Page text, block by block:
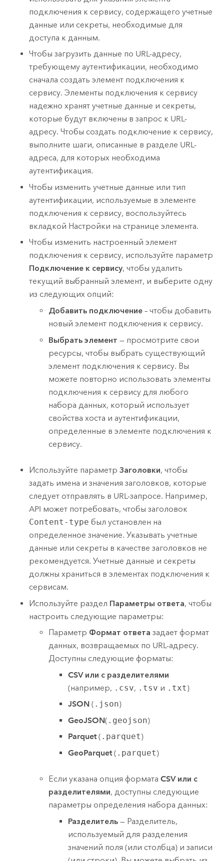
подключения к сервису, содержащего учетные
данные или секреты, необходимые для
доступа к данным.
Чтобы загрузить данные по URL-адресу,
требующему аутентификации, необходимо
сначала создать элемент подключения к
сервису. Элементы подключения к сервису
надежно хранят учетные данные и секреты,
которые будут включены в запрос к URL-
адресу. Чтобы создать подключение к сервису,
выполните шаги, описанные в разделе URL-
адреса, для которых необходима
аутентификация.
Чтобы изменить учетные данные или тип
аутентификации, используемые в элементе
подключения к сервису, воспользуйтесь
вкладкой Настройки на странице элемента.
Чтобы изменить настроенный элемент
подключения к сервису, используйте параметр
Подключение к сервису, чтобы удалить
текущий выбранный элемент, и выберите одну
из следующих опций:
Добавить подключение – чтобы добавить
новый элемент подключения к сервису.
Выбрать элемент — просмотрите свои
ресурсы, чтобы выбрать существующий
элемент подключения к сервису. Вы
можете повторно использовать элементы
подключения к сервису для любого
набора данных, который использует
свойства хоста и аутентификации,
определенные в элементе подключения к
сервису.
Используйте параметрЗаголовки, чтобы
задать имена и значения заголовков, которые
следует отправлять в URL-запросе. Например,
API может потребовать, чтобы заголовок
Content-type был установлен на
определенное значение. Указывать учетные
данные или секреты в качестве заголовков не
рекомендуется. Учетные данные и секреты
должны храниться в элементах подключения к
сервисам.
Используйте раздел Параметры ответа, чтобы
настроить следующие параметры:
Параметр Формат ответа задает формат
данных, возвращаемых по URL-адресу.
Доступны следующие форматы:
CSV или с разделителями
(например, .csv, .tsv и .txt)
JSON( .json)
GeoJSON( .geojson)
Parquet( .parquet)
GeoParquet( .parquet)
Если указана опция форматаCSV или с
разделителями, доступны следующие
параметры определения набора данных:
Разделитель— Разделитель,
используемый для разделения
значений поля (или столбца) и записи